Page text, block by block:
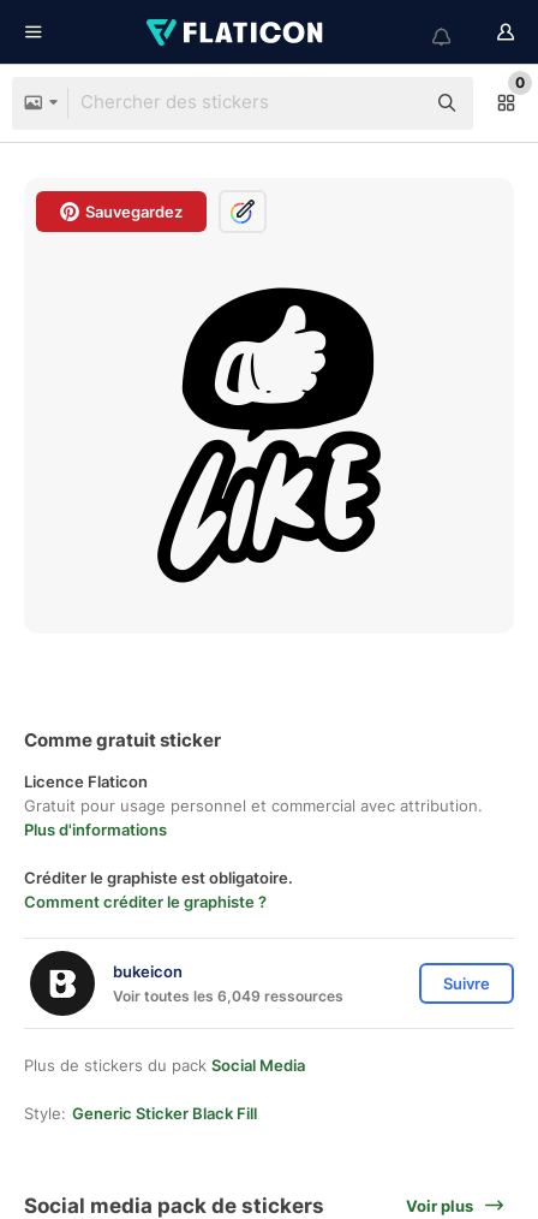
0
Sauvegardez
Comme gratuit sticker
Licence Flaticon
Gratuit pour usage personnel et commercial avec attribution.
Plus d'informations
Créditer le graphiste est obligatoire.
Comment créditer le graphiste ?
bukeicon
Voir toutes les 6,049 ressources
Suivre
Plus de stickers du pack Social Media
Style: Generic Sticker Black Fill
Social media pack de stickers Voir plus